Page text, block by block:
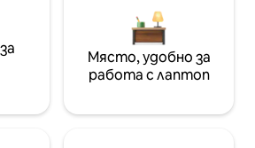
Място, удобно за
работа с лаптоп